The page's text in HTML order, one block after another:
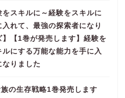
をスキルに～経験をスキルに
れて、最強の探索者になり
】【1巻が発売します】経験を
にする万能な能力を手に入
りました
の生存戦略1巻発売します